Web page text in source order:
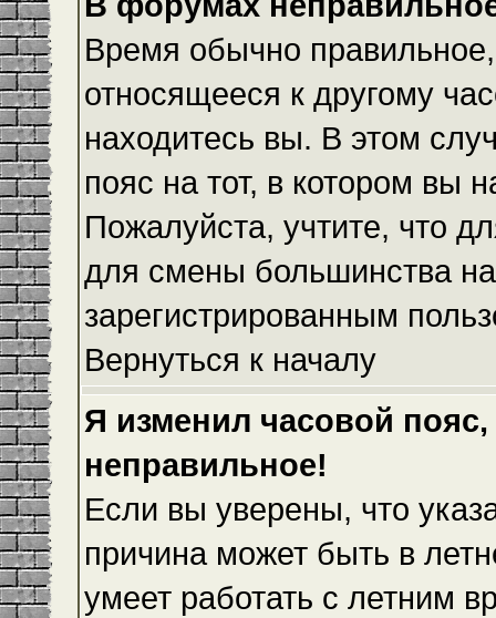
Время обычно
относящееся к другому
находитесь вы. В этом
пояс на тот, в котором вы
Пожалуйста, учтите, что
для смены большинства
зарегистрированным
Вернуться к началу
Я изменил часовой
неправильное!
Если вы уверены, что
причина может быть в
умеет работать с летним